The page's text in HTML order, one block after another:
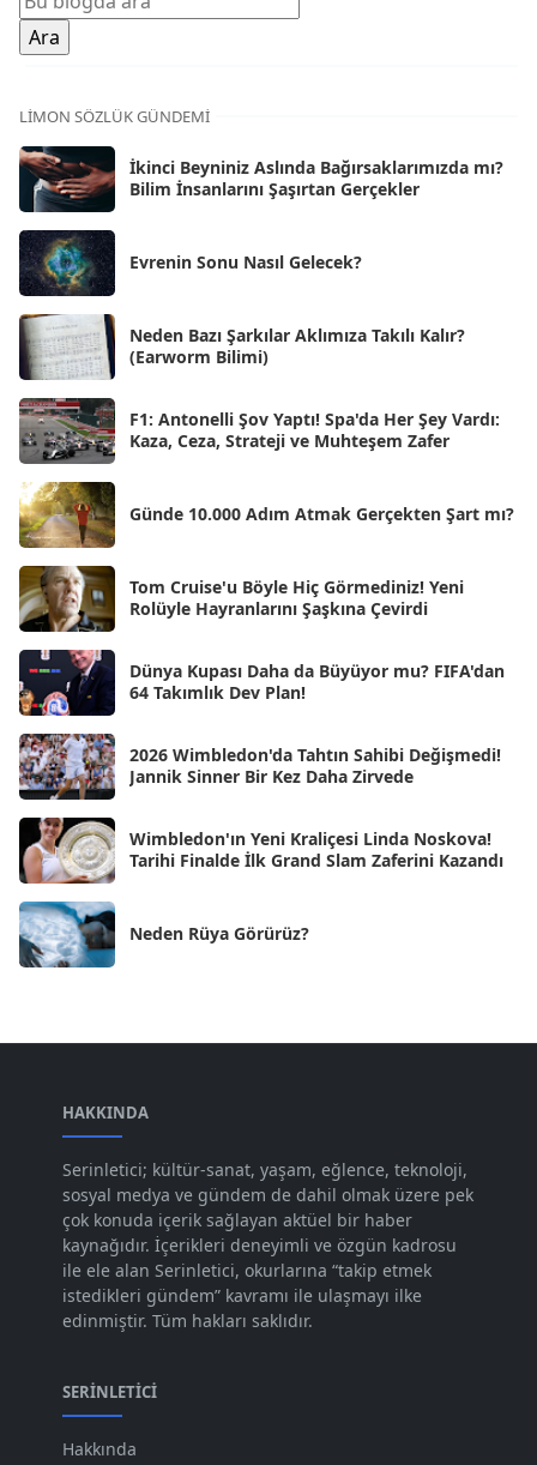
Oca 2026 [72]
Ara 2025
Kas 2025
Eki 2025
Eyl 2025 [56]
Ağu 2025
Tem 2025
Haz 2025
May 2025 [54]
Nis 2025 [56]
Mar 2025
Şub 2025
Oca 2025
Ara 2024 [25]
Kas 2024
Eki 2024 [46]
Eyl 2024
Ağu 2024 [10]
Tem 2024
Haz 2024 [30]
Nis 2024 [59]
Ara 2023 [101]
Kas 2023
Eki 2023 [73]
Eyl 2023 [73]
Ağu 2023 [74]
Tem 2023 [76]
Haz 2023
May 2023
LIMON SÖZLÜK GÜNDEMI
İkinci Beyniniz Aslında Bağırsaklarımızda mı?
Bilim İnsanlarını Şaşırtan Gerçekler
Evrenin Sonu Nasıl Gelecek?
Neden Bazı Şarkılar Aklımıza Takılı Kalır?
(Earworm Bilimi)
F1: Antonelli Şov Yaptı! Spa'da Her Şey Vardı:
Kaza, Ceza, Strateji ve Muhteşem Zafer
Günde 10.000 Adım Atmak Gerçekten Şart mı?
Tom Cruise'u Böyle Hiç Görmediniz! Yeni
Rolüyle Hayranlarını Şaşkına Çevirdi
Dünya Kupası Daha da Büyüyor mu? FIFA'dan
64 Takımlık Dev Plan!
2026 Wimbledon'da Tahtın Sahibi Değişmedi!
Jannik Sinner Bir Kez Daha Zirvede
Wimbledon'ın Yeni Kraliçesi Linda Noskova!
Tarihi Finalde İlk Grand Slam Zaferini Kazandı
Neden Rüya Görürüz?
HAKKINDA
Serinletici; kültür-sanat, yaşam, eğlence, teknoloji,
sosyal medya ve gündem de dahil olmak üzere pek
çok konuda içerik sağlayan aktüel bir haber
kaynağıdır. İçerikleri deneyimli ve özgün kadrosu
ile ele alan Serinletici, okurlarına “takip etmek
istedikleri gündem” kavramı ile ulaşmayı ilke
edinmiştir. Tüm hakları saklıdır.
SERINLETICI
Hakkında